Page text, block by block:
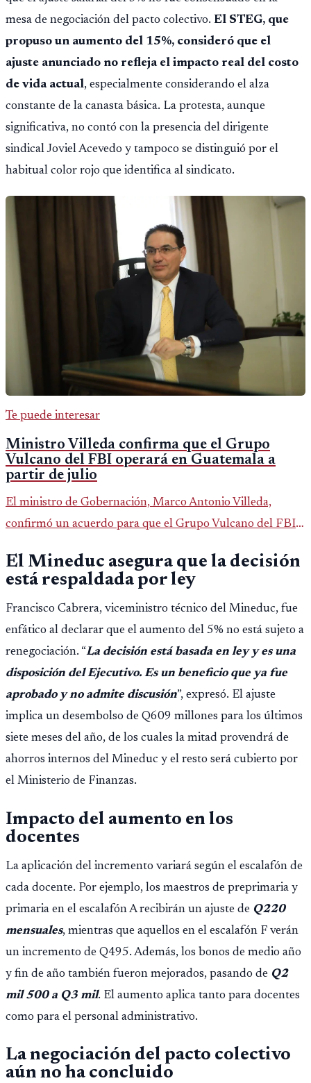
mesa de negociación del pacto colectivo. El STEG, que
propuso un aumento del 15%, consideró que el
ajuste anunciado no refleja el impacto real del costo
de vida actual, especialmente considerando el alza
constante de la canasta básica. La protesta, aunque
significativa, no contó con la presencia del dirigente
sindical Joviel Acevedo y tampoco se distinguió por el
habitual color rojo que identifica al sindicato.
Te puede interesar
Ministro Villeda confirma que el Grupo
Vulcano del FBI operará en Guatemala a
partir de julio
El ministro de Gobernación, Marco Antonio Villeda,
confirmó un acuerdo para que el Grupo Vulcano del FBI
fallido con la administración anterior del Ministerio
Público.
El Mineduc asegura que la decisión
está respaldada por ley
Francisco Cabrera, viceministro técnico del Mineduc, fue
enfático al declarar que el aumento del 5% no está sujeto a
renegociación. “La decisión está basada en ley y es una
disposición del Ejecutivo. Es un beneficio que ya fue
aprobado y no admite discusión”, expresó. El ajuste
implica un desembolso de Q609 millones para los últimos
siete meses del año, de los cuales la mitad provendrá de
ahorros internos del Mineduc y el resto será cubierto por
el Ministerio de Finanzas.
Impacto del aumento en los
docentes
La aplicación del incremento variará según el escalafón de
cada docente. Por ejemplo, los maestros de preprimaria y
primaria en el escalafón A recibirán un ajuste de Q220
mensuales, mientras que aquellos en el escalafón F verán
un incremento de Q495. Además, los bonos de medio año
y fin de año también fueron mejorados, pasando de Q2
mil 500 a Q3 mil. El aumento aplica tanto para docentes
como para el personal administrativo.
La negociación del pacto colectivo
aún no ha concluido